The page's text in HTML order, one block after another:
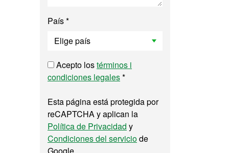
País *
Acepto lostérminos i
condiciones legales*
Esta página está protegida por
reCAPTCHA y aplican la
Política de Privacidad y
Condiciones del serviciode